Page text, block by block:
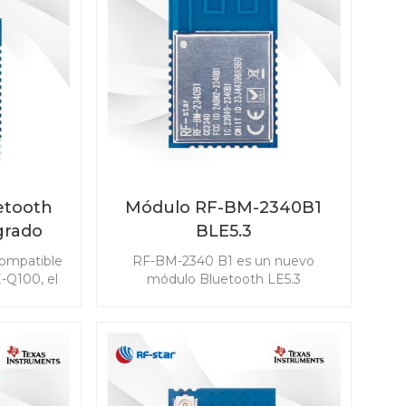
Q100, el
incluido
pasiva
Módulo RF-BM-2340B1
BLE5.3
RF-BM-2340 B1 es un nuevo
módulo Bluetooth LE5.3
aplicación de forma fácil y rápida.
También es compatible con ZigBee
3.0, que hace posible la